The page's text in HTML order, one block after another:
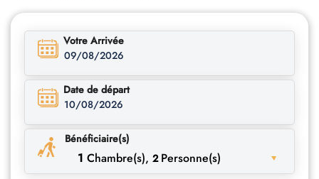
Votre Arrivée
09/08/2026
Date de départ
10/08/2026
Bénéficiaire(s)
1 Chambre(s), 2 Personne(s)